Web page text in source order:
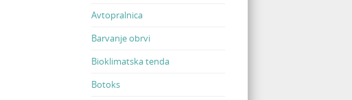
Avtopralnica
Barvanje obrvi
Bioklimatska tenda
Botoks